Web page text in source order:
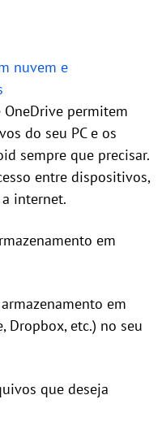
nuvem e
permitem
do seu PC e os
sempre que precisar.
entre dispositivos,
internet.
em
em
Dropbox, etc.) no seu
que deseja